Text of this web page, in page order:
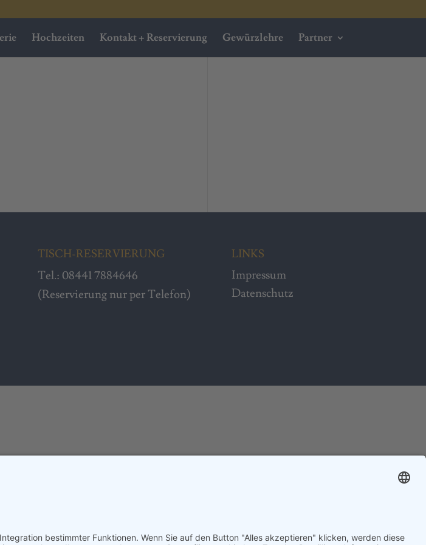
Hochzeiten Kontakt + Reservierung Gewürzlehre Partner
TISCH-RESERVIERUNG
Tel.: 08441 7884646
(Reservierung nur per Telefon)
LINKS
Impressum
Datenschutz